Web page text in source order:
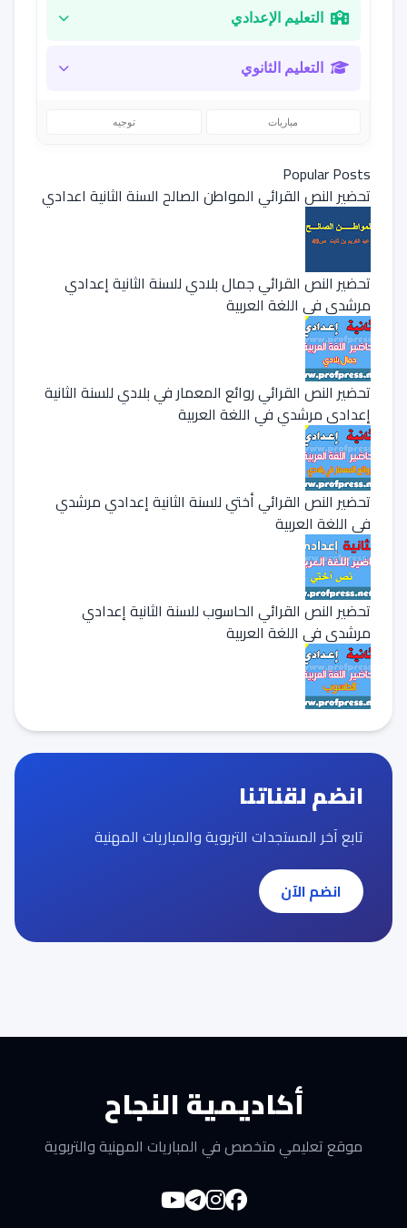
التعليم الإعدادي
التعليم الثانوي
مباريات توجيه
Popular Posts
تحضير النص القرائي المواطن الصالح السنة الثانية اعدادي
تحضير النص القرائي جمال بلادي للسنة الثانية إعدادي
مرشدي في اللغة العربية
تحضير النص القرائي روائع المعمار في بلادي للسنة الثانية
إعدادي مرشدي في اللغة العربية
تحضير النص القرائي أختي للسنة الثانية إعدادي مرشدي
في اللغة العربية
تحضير النص القرائي الحاسوب للسنة الثانية إعدادي
مرشدي في اللغة العربية
انضم لقناتنا
تابع آخر المستجدات التربوية والمباريات المهنية
انضم الآن
أكاديمية النجاح
موقع تعليمي متخصص في المباريات المهنية والتربوية